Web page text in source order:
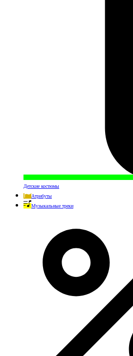
Детские костюмы
Атрибуты
Музыкальные треки